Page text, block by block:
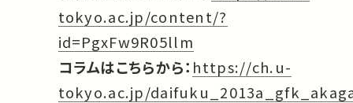
tokyo.ac.jp/content/?
id=PgxFw9R05llm
コラムはこちらから： https://ch.u-
tokyo.ac.jp/